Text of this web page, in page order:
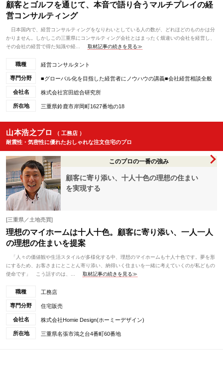
顧客とゴルフを通じて、本音で語り合うマルチプレイの経
営コンサルティング
日本国内で、経営コンサルティングをなりわいとしている人の数が、どれほどのものかは分
かりません。しかしこの三重県にコンサルティング会社とはまったく畑違いの会社を経営し、
その会社の経営で得た知識や経...
取材記事の続きを見る≫
職種 経営コンサルタント
専門分野 ■グローバル化を目指した経営者にノウハウの講義■会社経営相談全般
会社名 株式会社宮田総合研究所
所在地 三重県鈴鹿市岸岡町1627番地の18
山本浩之プロ
（ 工務店 ）
耐震性・気密性に優れたおしゃれな注文住宅のプロ
このプロの一番の強み
顧客に寄り添い、十人十色の理想の住まい
を実現する
[三重県／土地売買]
理想のマイホームは十人十色。顧客に寄り添い、一人一人
の理想の住まいを提案
「人々の価値観や生活スタイルが多様化する中、理想のマイホームも十人十色です。夢を形
にするため、お客さまにとことん寄り添い、納得いく住まいを一緒に考えていくのが私どもの
使命です」 こう話すのは、...
取材記事の続きを見る≫
職種 工務店
専門分野 住宅販売
会社名 株式会社Homie Design(ホーミーデザイン)
所在地 三重県名張市鴻之台4番町60番地